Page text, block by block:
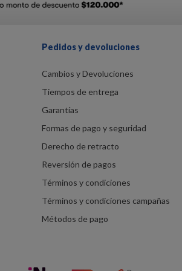
Pedidos y devoluciones
Cambios y Devoluciones
Tiempos de entrega
Garantías
Formas de pago y seguridad
Derecho de retracto
Reversión de pagos
Términos y condiciones
Términos y condiciones campañas
Métodos de pago